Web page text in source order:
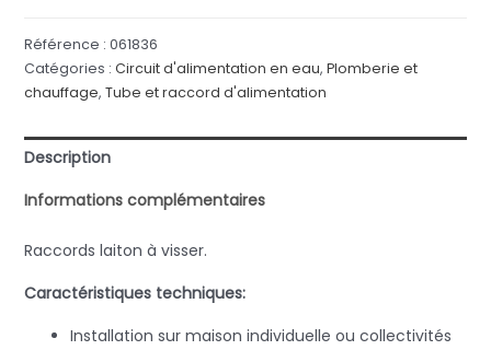
Référence : 061836
Catégories : Circuit d'alimentation en eau, Plomberie et
chauffage, Tube et raccord d'alimentation
Description
Informations complémentaires
Raccords laiton à visser.
Caractéristiques techniques:
Installation sur maison individuelle ou collectivités